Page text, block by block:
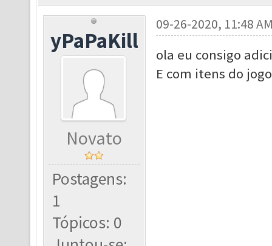
yPaPaKill
Novato
Postagens:
1
Tópicos: 0
09-26-2020, 11:48
ola eu consigo
E com itens do